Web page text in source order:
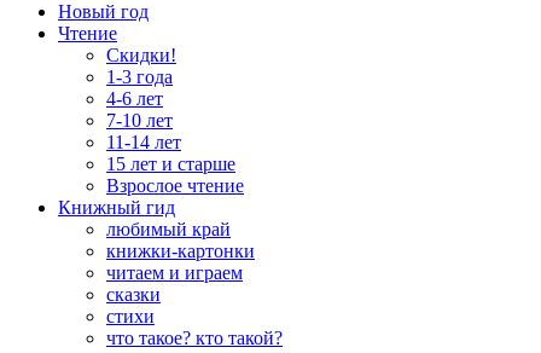
Новый год
Чтение
Скидки!
1-3 года
4-6 лет
7-10 лет
11-14 лет
15 лет и старше
Взрослое чтение
Книжный гид
любимый край
книжки-картонки
читаем и играем
сказки
стихи
что такое? кто такой?